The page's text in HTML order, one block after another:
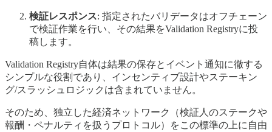
検証レスポンス: 指定されたバリデータはオフチェーン
で検証作業を行い、その結果をValidation Registryに投
稿します。
Validation Registry自体は結果の保存とイベント通知に徹する
シンプルな役割であり、インセンティブ設計やステーキン
グ/スラッシュロジックは含まれていません。
そのため、独立した経済ネットワーク（検証人のステークや
報酬・ペナルティを扱うプロトコル）をこの標準の上に自由